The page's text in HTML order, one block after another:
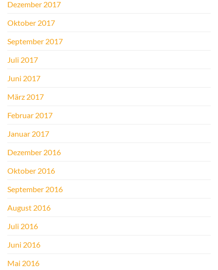
Dezember 2017
Oktober 2017
September 2017
Juli 2017
Juni 2017
März 2017
Februar 2017
Januar 2017
Dezember 2016
Oktober 2016
September 2016
August 2016
Juli 2016
Juni 2016
Mai 2016